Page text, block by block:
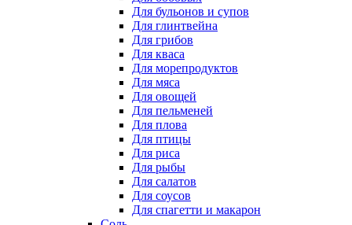
Для бульонов и супов
Для глинтвейна
Для грибов
Для кваса
Для морепродуктов
Для мяса
Для овощей
Для пельменей
Для плова
Для птицы
Для риса
Для рыбы
Для салатов
Для соусов
Для спагетти и макарон